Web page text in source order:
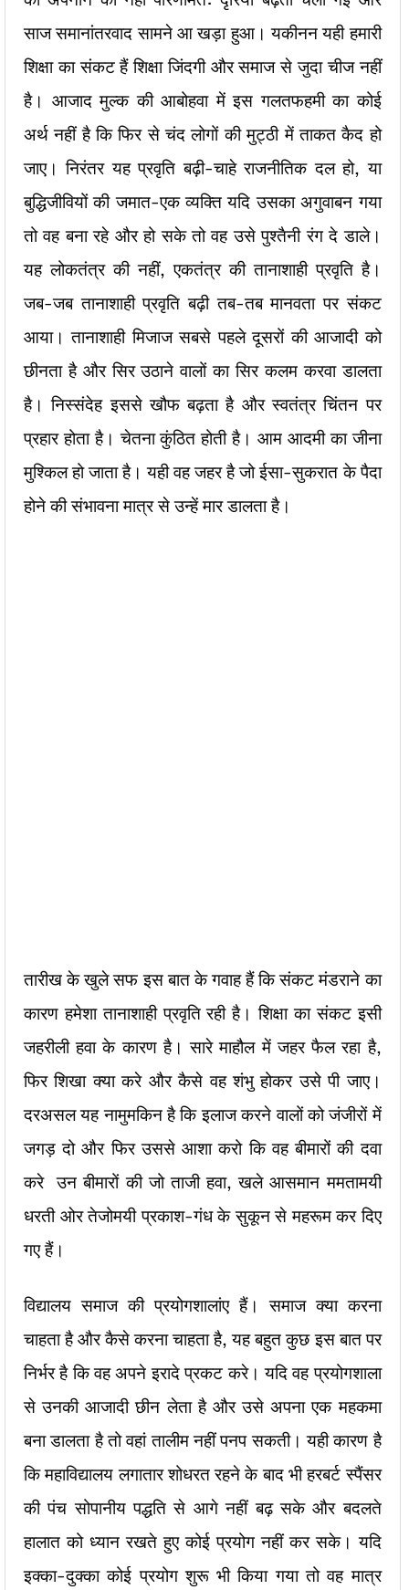
साज समानांतरवाद सामने आ खड़ा हुआ। यकीनन यही हमारी
शिक्षा का संकट हैं शिक्षा जिंदगी और समाज से जुदा चीज नहीं
है। आजाद मुल्क की आबोहवा में इस गलतफहमी का कोई
अर्थ नहीं है कि फिर से चंद लोगों की मुट्ठी में ताकत कैद हो
जाए। निरंतर यह प्रवृति बढ़ी-चाहे राजनीतिक दल हो, या
बुद्धिजीवियों की जमात-एक व्यक्ति यदि उसका अगुवाबन गया
तो वह बना रहे और हो सके तो वह उसे पुश्तैनी रंग दे डाले।
यह लोकतंत्र की नहीं, एकतंत्र की तानाशाही प्रवृति है।
जब-जब तानाशाही प्रवृति बढ़ी तब-तब मानवता पर संकट
आया। तानाशाही मिजाज सबसे पहले दूसरों की आजादी को
छीनता है और सिर उठाने वालों का सिर कलम करवा डालता
है। निस्संदेह इससे खौफ बढ़ता है और स्वतंत्र चिंतन पर
प्रहार होता है। चेतना कुंठित होती है। आम आदमी का जीना
मुश्किल हो जाता है। यही वह जहर है जो ईसा-सुकरात के पैदा
होने की संभावना मात्र से उन्हें मार डालता है।
तारीख के खुले सफ इस बात के गवाह हैं कि संकट मंडराने का
कारण हमेशा तानाशाही प्रवृति रही है। शिक्षा का संकट इसी
जहरीली हवा के कारण है। सारे माहौल में जहर फैल रहा है,
फिर शिखा क्या करे और कैसे वह शंभु होकर उसे पी जाए।
दरअसल यह नामुमकिन है कि इलाज करने वालों को जंजीरों में
जगड़ दो और फिर उससे आशा करो कि वह बीमारों की दवा
करे उन बीमारों की जो ताजी हवा, खले आसमान ममतामयी
धरती ओर तेजोमयी प्रकाश-गंध के सुकून से महरूम कर दिए
गए हैं।
विद्यालय समाज की प्रयोगशालांए हैं। समाज क्या करना
चाहता है और कैसे करना चाहता है, यह बहुत कुछ इस बात पर
निर्भर है कि वह अपने इरादे प्रकट करे। यदि वह प्रयोगशाला
से उनकी आजादी छीन लेता है और उसे अपना एक महकमा
बना डालता है तो वहां तालीम नहीं पनप सकती। यही कारण है
कि महाविद्यालय लगातार शोधरत रहने के बाद भी हरबर्ट स्पैंसर
की पंच सोपानीय पद्धति से आगे नहीं बढ़ सके और बदलते
हालात को ध्यान रखते हुए कोई प्रयोग नहीं कर सके। यदि
इक्का-दुक्का कोई प्रयोग शुरू भी किया गया तो वह मात्र